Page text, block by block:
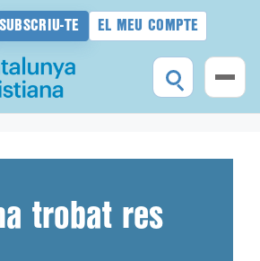
SUBSCRIU-TE EL MEU COMPTE
trobat res